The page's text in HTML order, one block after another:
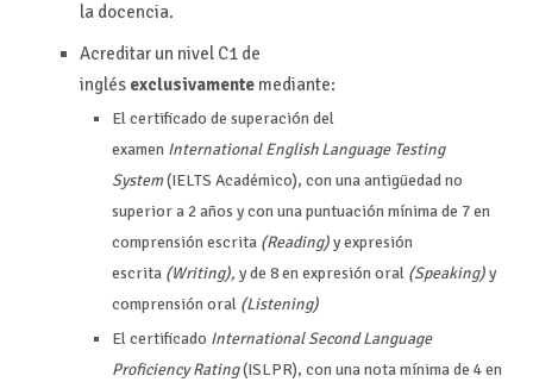
la docencia.
Acreditar un nivel C1 de
inglés exclusivamente mediante:
El certificado de superación del
examen International English Language Testing
System(IELTS Académico), con una antigüedad no
superior a 2 años y con una puntuación mínima de 7 en
comprensión escrita (Reading)y expresión
escrita (Writing), y de 8 en expresión oral (Speaking)y
comprensión oral (Listening)
El certificado International Second Language
Proficiency Rating(ISLPR), con una nota mínima de 4 en